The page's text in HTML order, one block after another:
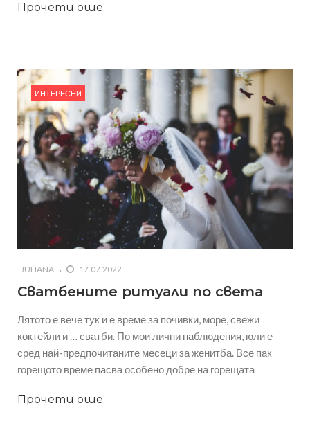
Прочети още
ИНТЕРЕСНИ
JULIANA 17.07.2022
Сватбените ритуали по света
Лятото е вече тук и е време за почивки, море, свежи
коктейли и … сватби. По мои лични наблюдения, юли е
сред най-предпочитаните месеци за женитба. Все пак
горещото време пасва особено добре на горещата
Прочети още